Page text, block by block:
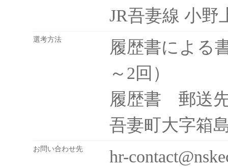
JR吾妻線 小野
選考方法
履歴書による
～2回）
履歴書 郵送先
吾妻町大字箱
お問い合わせ先
hr-